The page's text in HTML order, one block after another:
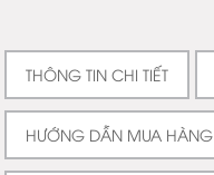
THÔNG TIN CHI TIẾT
HƯỚNG DẪN MUA HÀNG